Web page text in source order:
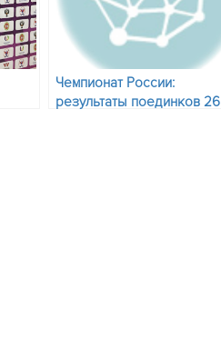
Чемпионат России:
результаты поединков 26